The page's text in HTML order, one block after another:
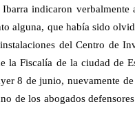
indicaron verbalmente
alguna, que había sido
del Centro de
la Fiscalía de la ciudad de
8 de junio, nuevamente
de los abogados